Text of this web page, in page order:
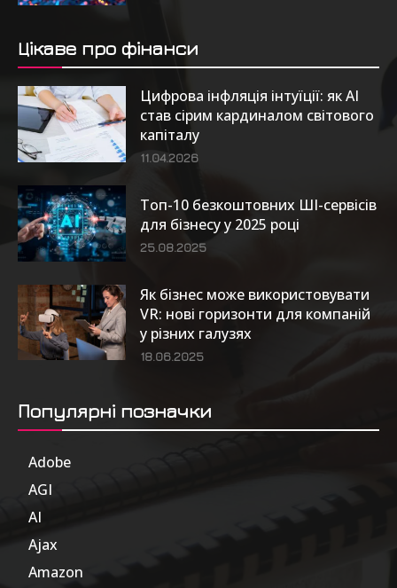
Цікаве про фінанси
Цифрова інфляція інтуїції: як AI
став сірим кардиналом світового
капіталу
11.04.2026
Топ-10 безкоштовних ШІ-сервісів
для бізнесу у 2025 році
25.08.2025
Як бізнес може використовувати
VR: нові горизонти для компаній
у різних галузях
18.06.2025
Популярні позначки
Adobe
AGI
AI
Ajax
Amazon